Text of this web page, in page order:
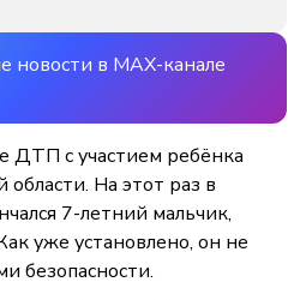
новости в MAX-канале
ДТП с участием ребёнка
На этот раз в
7-летний мальчик,
уже установлено, он не
безопасности.